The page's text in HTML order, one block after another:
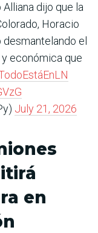
dijo que la
Horacio
el
económica que
July 21, 2026
en